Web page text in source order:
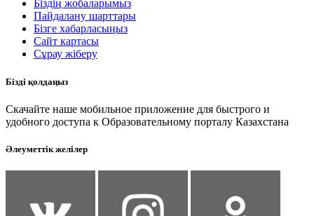
Біздің жобаларымыз
Пайдалану шарттары
Бізге хабарласыңыз
Сайт картасы
Сұрау жіберу
Бізді қолдаңыз
Скачайте наше мобильное приложение для быстрого и
удобного доступа к Образовательному порталу Казахстана
Әлеуметтік желілер